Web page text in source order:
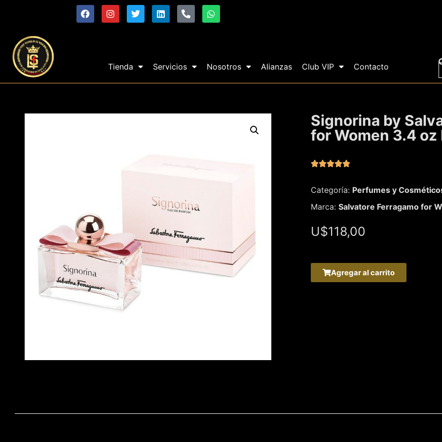
Tienda Servicios Nosotros Alianzas Club VIP Contacto
Signorina by
for Women 3.4 oz

Categoría: Perfumes y
Marca: Salvatore Ferragamo for
U$118,00
Agregar al carrito